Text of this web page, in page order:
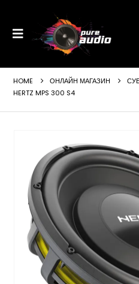
HOME ОНЛАЙН МАГАЗИН
HERTZ MPS 300 S4